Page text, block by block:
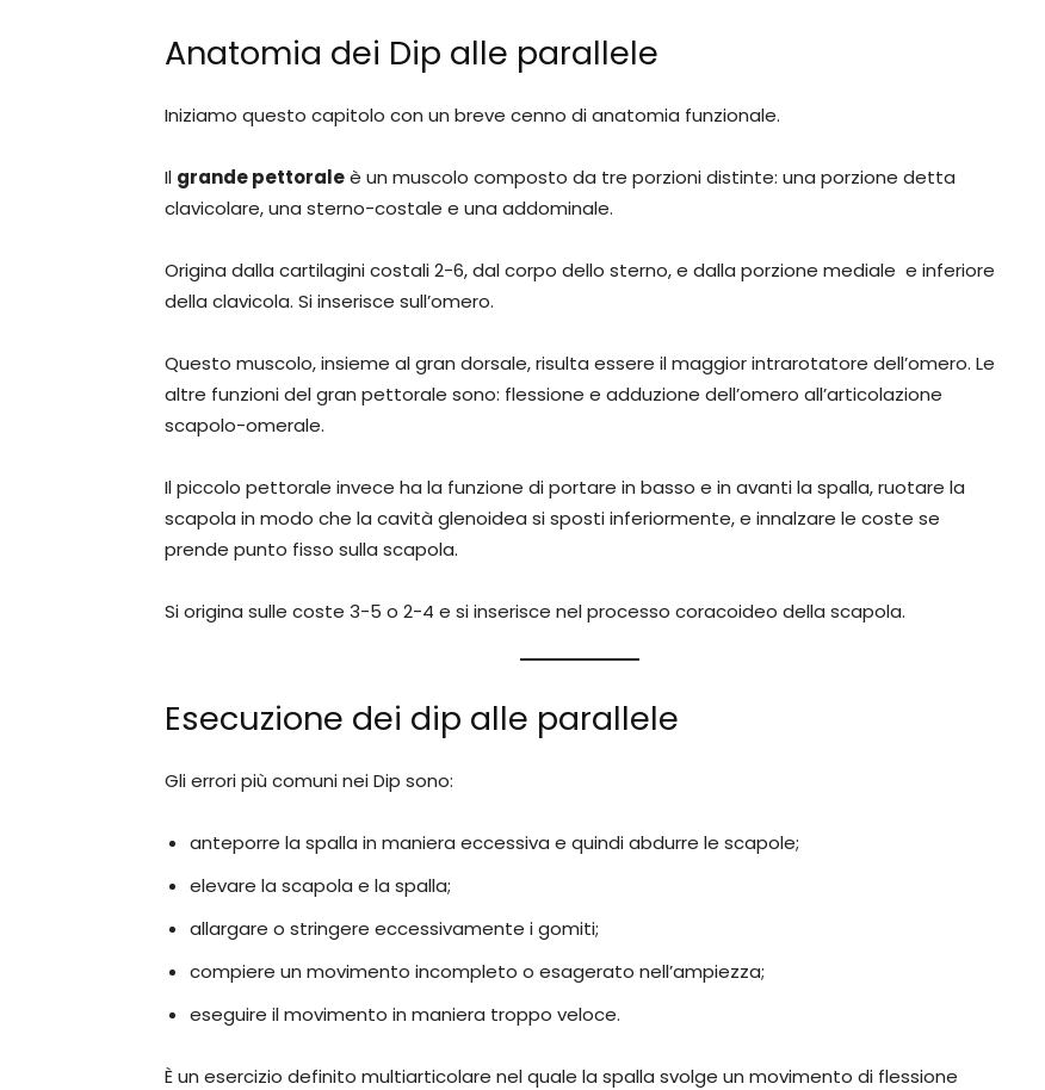
Anatomia dei Dip alle parallele
Iniziamo questo capitolo con un breve cenno di anatomia funzionale.
Il grande pettoraleè un muscolo composto da tre porzioni distinte: una porzione detta
clavicolare, una sterno-costale e una addominale.
Origina dalla cartilagini costali 2-6, dal corpo dello sterno, e dalla porzione mediale e inferiore
della clavicola. Si inserisce sull’omero.
Questo muscolo, insieme al gran dorsale, risulta essere il maggior intrarotatore dell’omero. Le
altre funzioni del gran pettorale sono: flessione e adduzione dell’omero all’articolazione
scapolo-omerale.
Il piccolo pettorale invece ha la funzione di portare in basso e in avanti la spalla, ruotare la
scapola in modo che la cavità glenoidea si sposti inferiormente, e innalzare le coste se
prende punto fisso sulla scapola.
Si origina sulle coste 3-5 o 2-4 e si inserisce nel processo coracoideo della scapola.
Esecuzione dei dip alle parallele
Gli errori più comuni nei Dip sono:
anteporre la spalla in maniera eccessiva e quindi abdurre le scapole;
elevare la scapola e la spalla;
allargare o stringere eccessivamente i gomiti;
compiere un movimento incompleto o esagerato nell’ampiezza;
eseguire il movimento in maniera troppo veloce.
È un esercizio definito multiarticolare nel quale la spalla svolge un movimento di flessione